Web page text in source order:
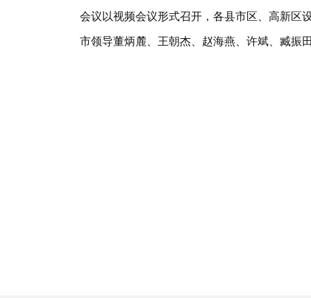
会议以视频会议形式召开，各县市区、高新区
市领导董炳麓、王朝杰、赵海燕、许斌、臧振